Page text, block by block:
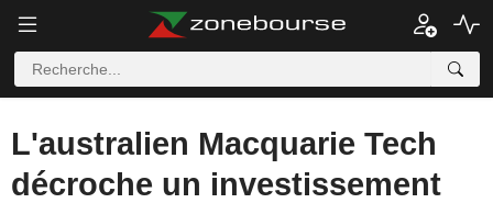
L'australien Macquarie Tech
décroche un investissement